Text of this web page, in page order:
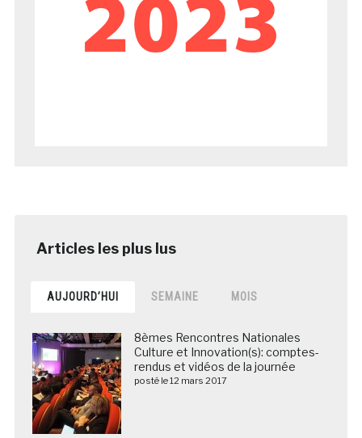
AUJOURD’HUI SEMAINE MOIS
8èmes Rencontres Nationales
Culture et Innovation(s): comptes-
rendus et vidéos de la journée
posté le 12 mars 2017